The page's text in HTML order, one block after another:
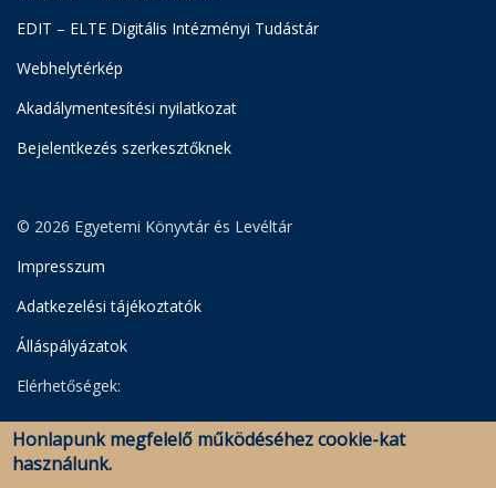
EDIT – ELTE Digitális Intézményi Tudástár
Webhelytérkép
Akadálymentesítési nyilatkozat
Bejelentkezés szerkesztőknek
© 2026 Egyetemi Könyvtár és Levéltár
Impresszum
Adatkezelési tájékoztatók
Álláspályázatok
Elérhetőségek:
Egyetemi Könyvtár
Levéltár
Honlapunk megfelelő működéséhez cookie-kat
használunk.